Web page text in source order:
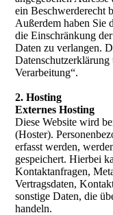
ein Beschwerderecht
Außerdem haben Sie
die Einschränkung
Daten zu verlangen.
Verarbeitung“.
2. Hosting
Externes Hosting
Diese Website wird
(Hoster).
erfasst werden,
gespeichert. Hierbei
Kontaktanfragen,
Vertragsdaten,
sonstige Daten, die
handeln.